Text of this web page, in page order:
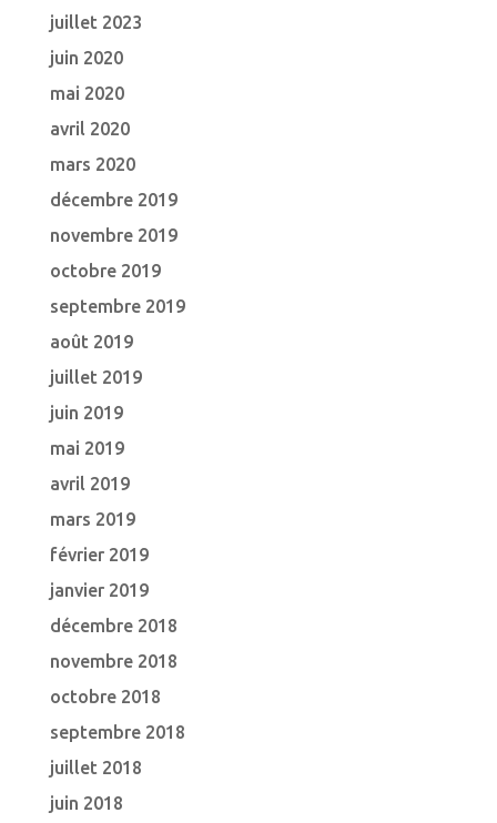
juillet 2023
juin 2020
mai 2020
avril 2020
mars 2020
décembre 2019
novembre 2019
octobre 2019
septembre 2019
août 2019
juillet 2019
juin 2019
mai 2019
avril 2019
mars 2019
février 2019
janvier 2019
décembre 2018
novembre 2018
octobre 2018
septembre 2018
juillet 2018
juin 2018